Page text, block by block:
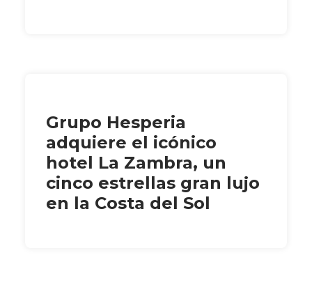
Grupo Hesperia
adquiere el icónico
hotel La Zambra, un
cinco estrellas gran lujo
en la Costa del Sol